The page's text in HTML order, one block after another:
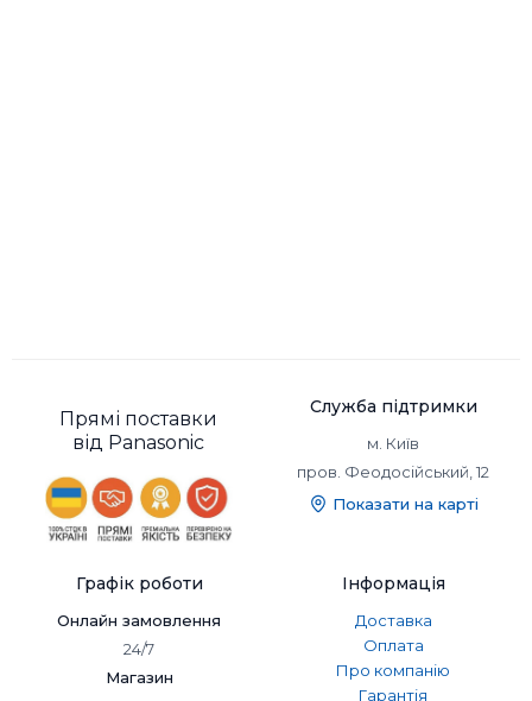
Прямі поставки
від Panasonic
Служба підтримки
м. Київ
пров. Феодосійський, 12
Показати на карті
Графік роботи
Онлайн замовлення
24/7
Магазин
Інформація
Доставка
Оплата
Про компанію
Гарантія